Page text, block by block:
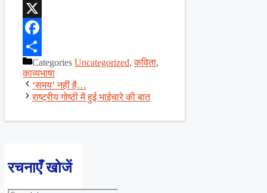
WhatsApp
X
Facebook
ShareCategories Uncategorized,कविता,
काव्यभाषा
‘समय’ नहीं है…
राष्ट्रीय गोष्ठी में हुई भाईचारे की बात
रचनाएँ खोजें